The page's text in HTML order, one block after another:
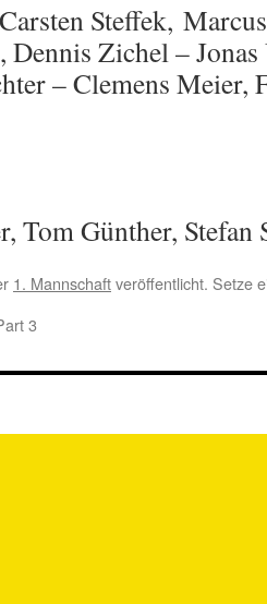
Steffek,
Zichel – Jonas
– Clemens Meier,
Tom Günther, Stefan
1. Mannschaftveröffentlicht. Setze
3